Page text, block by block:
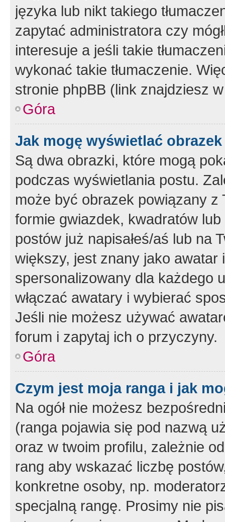
języka lub nikt takiego
zapytać administratora czy
interesuje a jeśli takie
wykonać takie tłumaczenie.
stronie phpBB (link znajdziesz
Góra
Jak mogę wyświetlać
Są dwa obrazki, które mogą
podczas wyświetlania postu.
może być obrazek powiązany z
formie gwiazdek, kwadratów
postów już napisałeś/aś lub na
większy, jest znany jako
spersonalizowany dla każdego
włączać awatary i wybierać
Jeśli nie możesz używać
forum i zapytaj ich o przyczyny.
Góra
Czym jest moja ranga i jak
Na ogół nie możesz
(ranga pojawia się pod nazwą
oraz w twoim profilu, zależnie
rang aby wskazać liczbę
konkretne osoby, np.
specjalną rangę. Prosimy nie